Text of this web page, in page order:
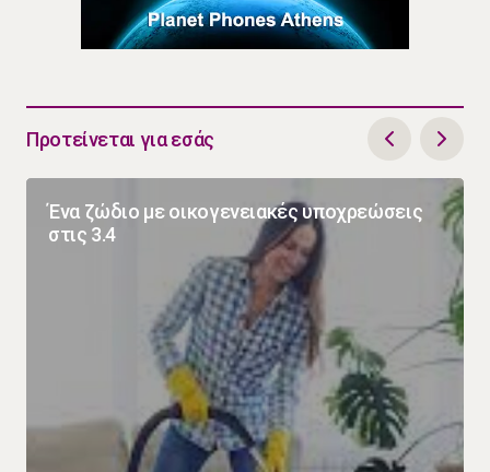
Προτείνεται για εσάς
Ένα ζώδιο με οικογενειακές υποχρεώσεις
στις 3.4